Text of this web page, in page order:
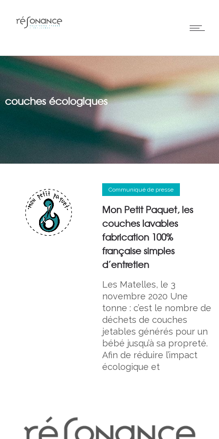
couches écologiques
Communiqué de presse
Mon Petit Paquet, les
couches lavables
fabrication 100%
française simples
d’entretien
Les Matelles, le 3
novembre 2020 Une
tonne : c’est le nombre de
déchets de couches
jetables générés pour un
bébé jusqu’à sa propreté.
Afin de réduire l’impact
écologique et